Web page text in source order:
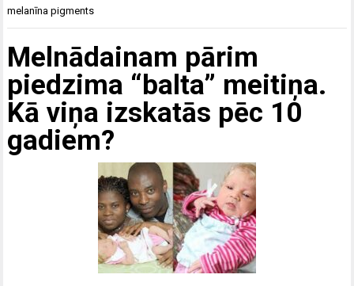
melanīna pigments
Melnādainam pārim
piedzima “balta” meitiņa.
Kā viņa izskatās pēc 10
gadiem?